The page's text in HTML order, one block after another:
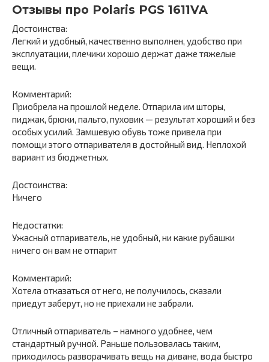
Отзывы про Polaris PGS 1611VA
Достоинства:
Легкий и удобный, качественно выполнен, удобство при
эксплуатации, плечики хорошо держат даже тяжелые
вещи.
Комментарий:
Приобрела на прошлой неделе. Отпарила им шторы,
пиджак, брюки, пальто, пуховик — результат хороший и без
особых усилий. Замшевую обувь тоже привела при
помощи этого отпаривателя в достойный вид. Неплохой
вариант из бюджетных.
Достоинства:
Ничего
Недостатки:
Ужасный отпариватель, не удобный, ни какие рубашки
ничего он вам не отпарит
Комментарий:
Хотела отказаться от него, не получилось, сказали
приедут заберут, но не приехали не забрали.
Отличный отпариватель – намного удобнее, чем
стандартный ручной. Раньше пользовалась таким,
приходилось разворачивать вещь на диване, вода быстро